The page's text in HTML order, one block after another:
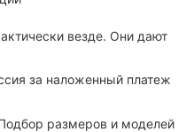
везде. Они дают
за наложенный платеж
размеров и моделей